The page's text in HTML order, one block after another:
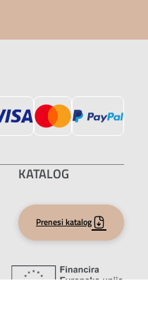
KATALOG
Prenesi katalog